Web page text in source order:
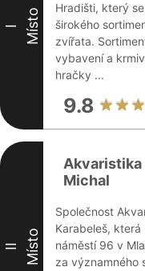
I Místo
Hradišti, který
širokého
zvířata.
vybavení a
hračky ...
9.8
II Místo
Akvaristika
Michal
Společnost
Karabeleš, která
náměstí 96 v
za významného